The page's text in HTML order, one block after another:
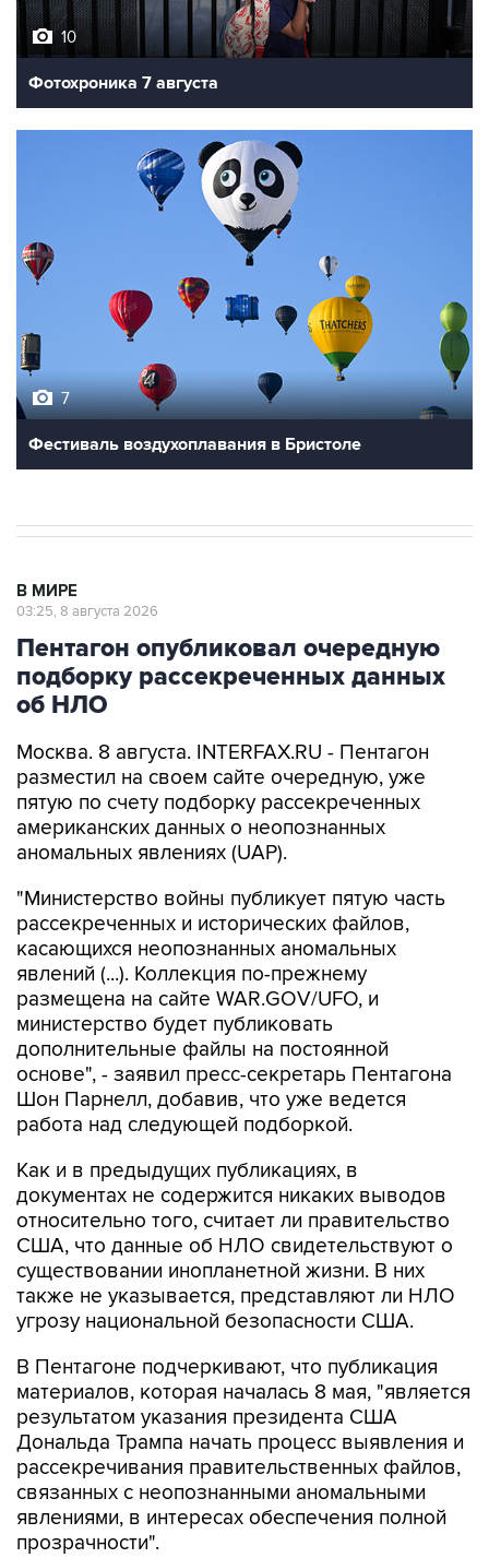
10
Фотохроника 7 августа
7
Фестиваль воздухоплавания в Бристоле
В МИРЕ
03:25, 8 августа 2026
Пентагон опубликовал очередную
подборку рассекреченных данных
об НЛО
Москва. 8 августа. INTERFAX.RU - Пентагон
разместил на своем сайте очередную, уже
пятую по счету подборку рассекреченных
американских данных о неопознанных
аномальных явлениях (UAP).
"Министерство войны публикует пятую часть
рассекреченных и исторических файлов,
касающихся неопознанных аномальных
явлений (...). Коллекция по-прежнему
размещена на сайте WAR.GOV/UFO, и
министерство будет публиковать
дополнительные файлы на постоянной
основе", - заявил пресс-секретарь Пентагона
Шон Парнелл, добавив, что уже ведется
работа над следующей подборкой.
Как и в предыдущих публикациях, в
документах не содержится никаких выводов
относительно того, считает ли правительство
США, что данные об НЛО свидетельствуют о
существовании инопланетной жизни. В них
также не указывается, представляют ли НЛО
угрозу национальной безопасности США.
В Пентагоне подчеркивают, что публикация
материалов, которая началась 8 мая, "является
результатом указания президента США
Дональда Трампа начать процесс выявления и
рассекречивания правительственных файлов,
связанных с неопознанными аномальными
явлениями, в интересах обеспечения полной
прозрачности".